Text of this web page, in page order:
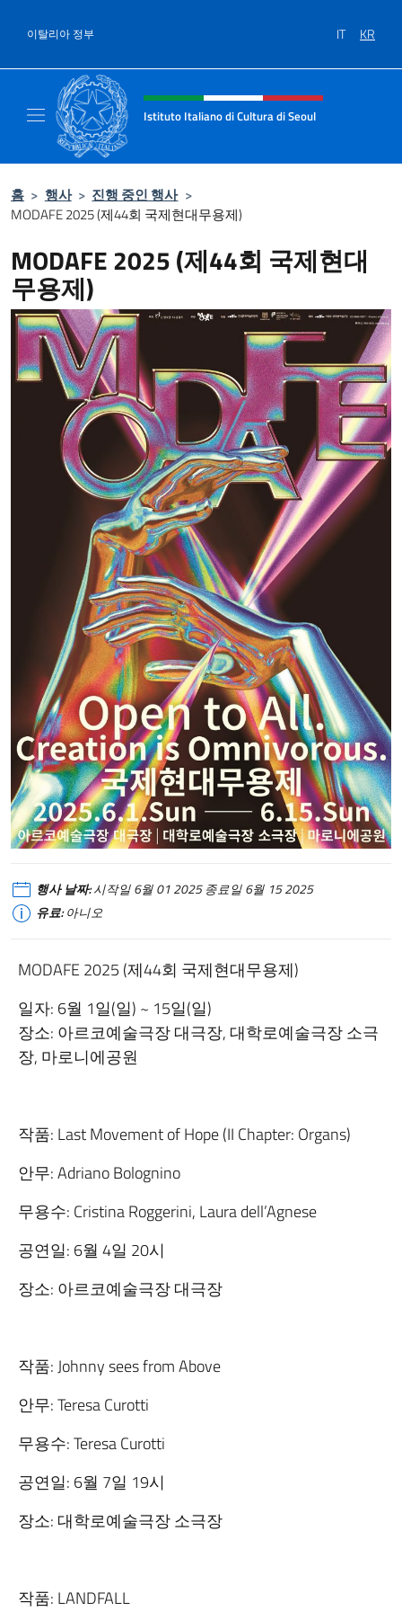
이탈리아 정부 IT KR
Intestazione sito, social e menù
Istituto Italiano di Cultura di Seoul
홈 > 행사 > 진행 중인 행사 >
MODAFE 2025 (제44회 국제현대무용제)
MODAFE 2025 (제44회 국제현대
무용제)
행사 날짜:시작일 6월 01 2025 종료일 6월 15 2025
유료:아니오
MODAFE 2025 (제44회 국제현대무용제)
일자: 6월 1일(일) ~ 15일(일)
장소: 아르코예술극장 대극장, 대학로예술극장 소극
장, 마로니에공원
작품: Last Movement of Hope (II Chapter: Organs)
안무: Adriano Bolognino
무용수: Cristina Roggerini, Laura dell’Agnese
공연일: 6월 4일 20시
장소: 아르코예술극장 대극장
작품: Johnny sees from Above
안무: Teresa Curotti
무용수: Teresa Curotti
공연일: 6월 7일 19시
장소: 대학로예술극장 소극장
작품: LANDFALL